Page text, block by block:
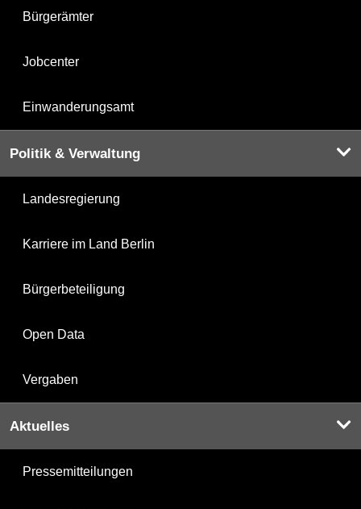
Bürgerämter
Jobcenter
Einwanderungsamt
Politik & Verwaltung
Landesregierung
Karriere im Land Berlin
Bürgerbeteiligung
Open Data
Vergaben
Aktuelles
Pressemitteilungen